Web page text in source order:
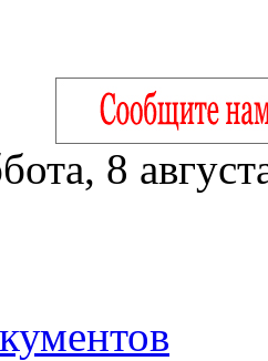
8